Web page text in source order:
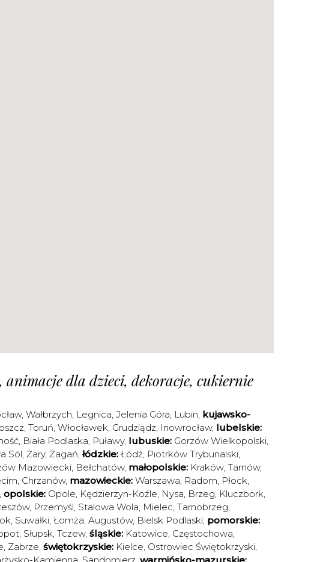
animacje dla dzieci, dekoracje, cukiernie
, Wałbrzych, Legnica, Jelenia Góra, Lubin, kujawsko-
, Toruń, Włocławek, Grudziądz, Inowrocław, lubelskie:
, Biała Podlaska, Puławy, lubuskie: Gorzów Wielkopolski,
Sól, Żary, Żagań, łódzkie: Łódź, Piotrków Trybunalski,
Mazowiecki, Bełchatów, małopolskie: Kraków, Tarnów,
, Chrzanów, mazowieckie: Warszawa, Radom, Płock,
, opolskie: Opole, Kędzierzyn-Koźle, Nysa, Brzeg, Kluczbork,
, Przemyśl, Stalowa Wola, Mielec, Tarnobrzeg,
, Suwałki, Łomża, Augustów, Bielsk Podlaski, pomorskie:
, Słupsk, Tczew, śląskie: Katowice, Częstochowa,
, Zabrze, świętokrzyskie: Kielce, Ostrowiec Świętokrzyski,